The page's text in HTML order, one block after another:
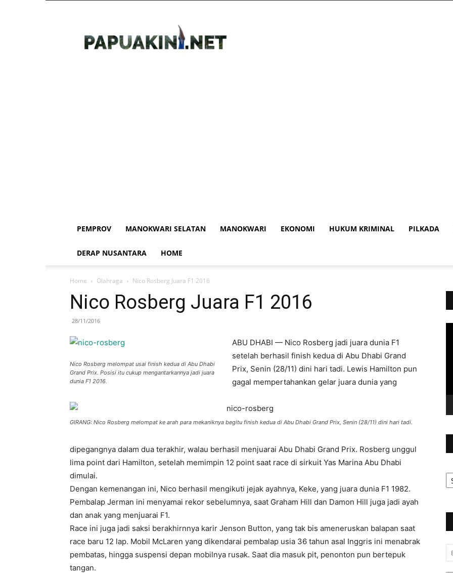
PEMPROV MANOKWARI SELATAN MANOKWARI EKONOMI HUKUM KRIMINAL PILKADA
DERAP NUSANTARA HOME
Home Olahraga Nico Rosberg Juara F1 2016
Nico Rosberg Juara F1 2016
28/11/2016
Nico Rosberg melompat usai finish kedua di Abu Dhabi
Grand Prix. Posisi itu cukup mengantarkannya jadi juara
dunia F1 2016.
GIRANG: Nico Rosberg melompat ke arah para mekaniknya begitu finish kedua di Abu Dhabi Grand Prix, Senin (28/11) dini hari tadi.
ABU DHABI — Nico Rosberg jadi juara dunia F1
setelah berhasil finish kedua di Abu Dhabi Grand
Prix, Senin (28/11) dini hari tadi. Lewis Hamilton pun
gagal mempertahankan gelar juara dunia yang
dipegangnya dalam dua terakhir, walau berhasil menjuarai Abu Dhabi Grand Prix. Rosberg unggul
lima point dari Hamilton, setelah memimpin 12 point saat race di sirkuit Yas Marina Abu Dhabi
dimulai.
Dengan kemenangan ini, Nico berhasil mengikuti jejak ayahnya, Keke, yang juara dunia F1 1982.
Pembalap Jerman ini menyamai rekor sebelumnya, saat Graham Hill dan Damon Hill juga jadi ayah
dan anak yang menjuarai F1.
Race ini juga jadi saksi berakhirnnya karir Jenson Button, yang tak bis ameneruskan balapan saat
race baru 12 lap. Mobil McLaren yang dikendarai pembalap usia 36 tahun asal Inggris ini menabrak
pembatas, hingga suspensi depan mobilnya rusak. Saat dia masuk pit, penonton pun bertepuk
tangan.